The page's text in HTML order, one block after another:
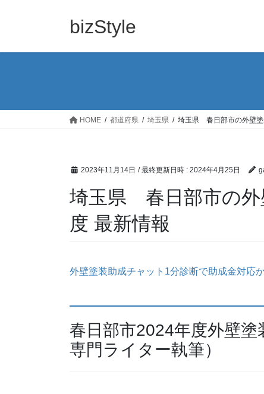
bizStyle
HOME 都道府県 埼玉県 埼玉県 春日部市の外壁
2023年11月14日 / 最終更新日時 : 2024年4月25日
埼玉県 春日部市の
度 最新情報
外壁塗装助成チャット1分診断で助成金対応
春日部市2024年度外壁
専門ライター執筆）